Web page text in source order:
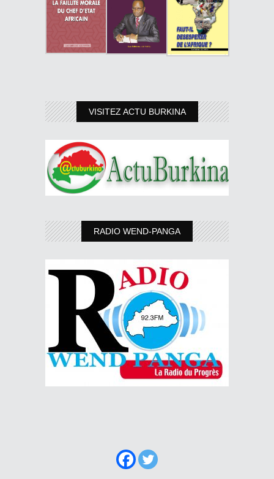
VISITEZ ACTU BURKINA
RADIO WEND-PANGA